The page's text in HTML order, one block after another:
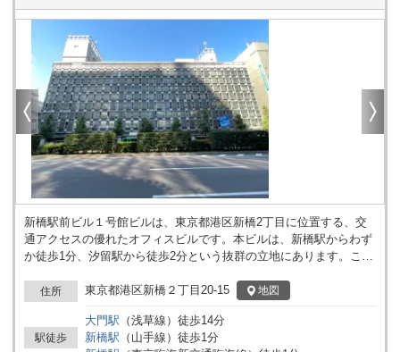
ビジネスを次のレベルへと押し上げるための、理想的なオフィス空
間をぜひ一度、ご覧になってはいかがでしょうか。
新橋駅前ビル１号館ビルは、東京都港区新橋2丁目に位置する、交
通アクセスの優れたオフィスビルです。本ビルは、新橋駅からわず
か徒歩1分、汐留駅から徒歩2分という抜群の立地にあります。この
アントの移動の利便性を高めることに寄与します。また、新橋駅は
複数の鉄道線が利用可能であり、都内外へのアクセスが非常に容易
です。これは、ビジネスの機動性を高める重要な要素です。 エント
ランスには高級感あふれる御影石を使用しており、来訪者を重厚感
住所 東京都港区新橋２丁目20-15 地図
駅徒歩
大門駅 （浅草線 ） 徒歩14分
新橋駅 （ 山手線 ） 徒歩1分